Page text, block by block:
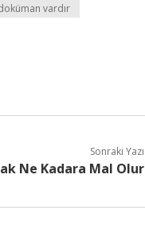
vardır
Sonraki Yazı
Ne Kadara Mal Olur